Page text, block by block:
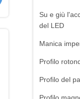
Su e giù
del LED
Manica
Profilo
Profilo del